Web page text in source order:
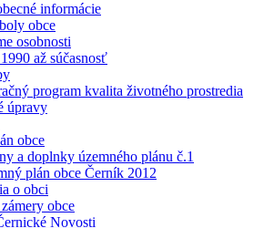
informácie
obce
osobnosti
až súčasnosť
program kvalita životného prostredia
úpravy
obce
a doplnky územného plánu č.1
plán obce Černík 2012
o obci
obce
Novosti